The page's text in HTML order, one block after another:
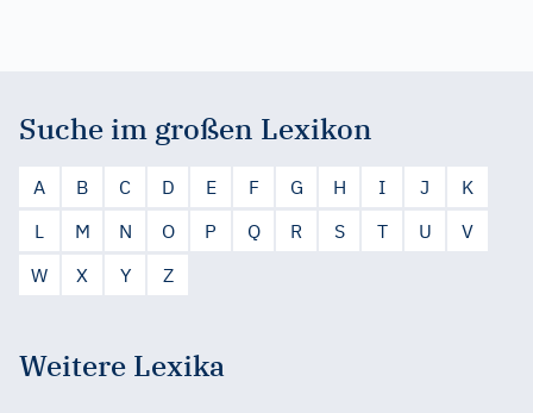
Suche im großen Lexikon
A B C D E F G H I J
K
L
M N O P Q R S T U
V
W
X Y Z
Weitere Lexika